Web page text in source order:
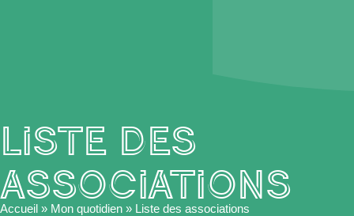
Liste des
associations
Accueil » Mon quotidien » Liste des associations